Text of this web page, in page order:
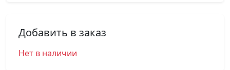
Добавить в заказ
Нет в наличии